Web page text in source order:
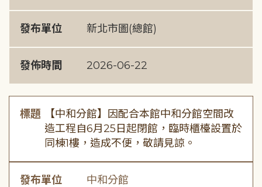
發布單位 新北市圖(總館)
發佈時間 2026-06-22
標題
【中和分館】因配合本館中和分館空間改
造工程自6月25日起閉館，臨時櫃檯設置於
同棟1樓，造成不便，敬請見諒。
發布單位 中和分館